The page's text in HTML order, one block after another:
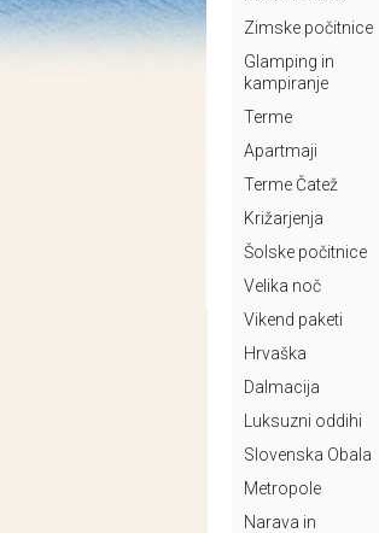
Zimske počitnice
Glamping in
kampiranje
Terme
Apartmaji
Terme Čatež
Križarjenja
Šolske počitnice
Velika noč
Vikend paketi
Hrvaška
Dalmacija
Luksuzni oddihi
Slovenska Obala
Metropole
Narava in